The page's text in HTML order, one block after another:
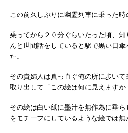
この前久しぶりに幽霊列車に乗った時
乗ってから２０分ぐらいたった頃、
んと世間話をしていると駅で黒い日
た。
その貴婦人は真っ直ぐ俺の所に歩い
取り出して「この絵は何に見えますか
その絵は白い紙に墨汁を無作為に垂
をモチーフにしているような絵では無